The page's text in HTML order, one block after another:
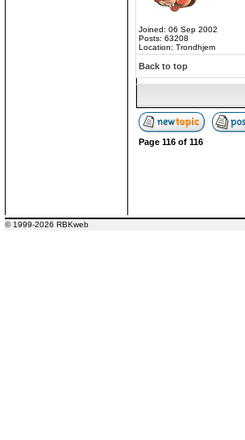
Joined: 06 Sep 2002
Posts: 63208
Location: Trondhjem
Back to top
Page 116 of 116
© 1999-2026 RBKweb